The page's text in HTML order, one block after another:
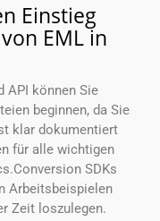
Einstieg
EML in
API können Sie
beginnen, da Sie
klar dokumentiert
für alle wichtigen
SDKs
Arbeitsbeispielen
Zeit loszulegen.